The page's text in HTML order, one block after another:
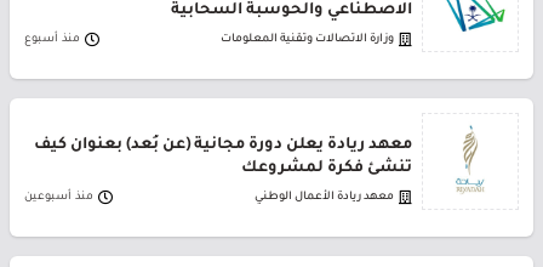
الاصطناعي والحوسبة السحابية
وزارة الاتصالات وتقنية المعلومات منذ أسبوع
معهد ريادة يعلن دورة مجانية (عن بُعد) بعنوان كيف
تنشئ فكرة لمشروعك
معهد ريادة الأعمال الوطني منذ أسبوعين